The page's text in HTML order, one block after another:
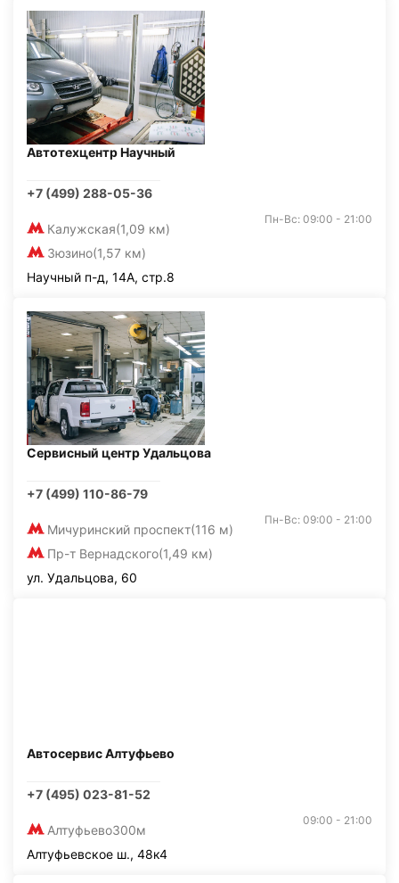
Автотехцентр Научный
+7 (499) 288-05-36
Калужская(1,09 км)
Зюзино(1,57 км)
Пн-Вс: 09:00 - 21:00
Научный п-д, 14А, стр.8
Сервисный центр Удальцова
+7 (499) 110-86-79
Мичуринский проспект(116 м)
Пр-т Вернадского(1,49 км)
Пн-Вс: 09:00 - 21:00
ул. Удальцова, 60
Автосервис Алтуфьево
+7 (495) 023-81-52
Алтуфьево300м
09:00 - 21:00
Алтуфьевское ш., 48к4